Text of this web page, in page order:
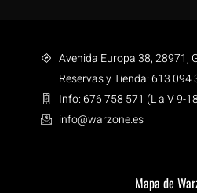
Avenida Europa 38, 28971,
Reservas y Tienda: 613 094
Info: 676 758 571 (L a V 9-
info@warzone.es
Mapa de